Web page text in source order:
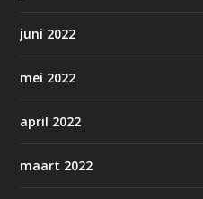
juni 2022
mei 2022
april 2022
maart 2022